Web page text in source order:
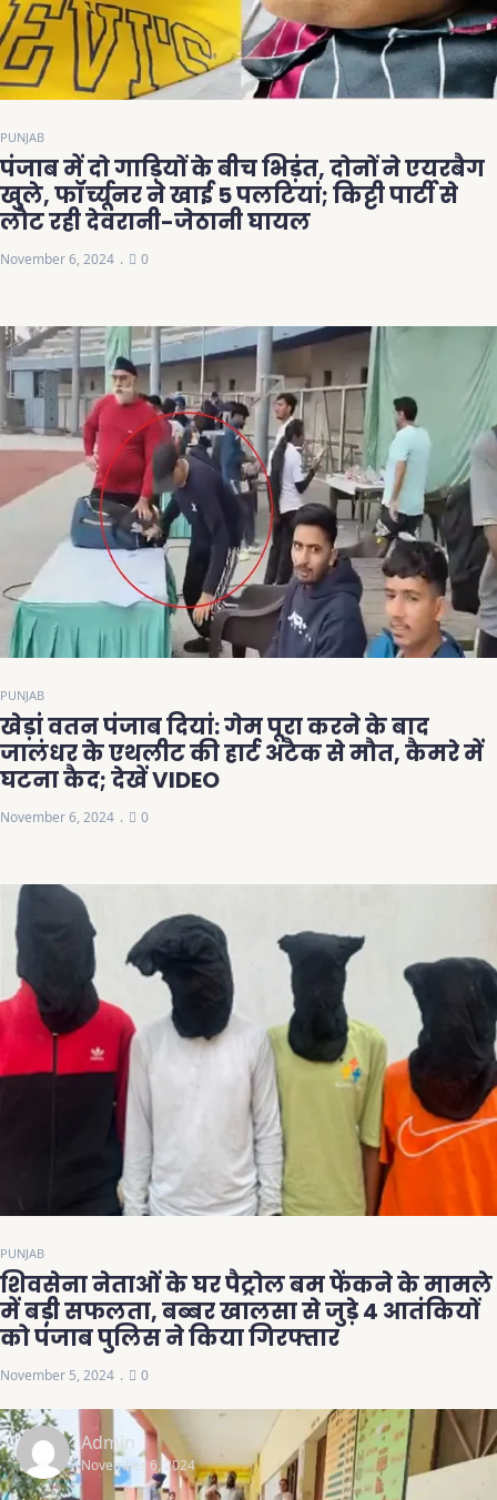
PUNJAB
पंजाब में दो गाड़ियों के बीच भिड़ंत, दोनों ने एयरबैग
खुले, फॉर्च्यूनर ने खाई 5 पलटियां; किट्टी पार्टी से
लौट रही देवरानी-जेठानी घायल
November 6, 2024 0
PUNJAB
खेड़ां वतन पंजाब दियां: गेम पूरा करने के बाद
जालंधर के एथलीट की हार्ट अटैक से मौत, कैमरे में
घटना कैद; देखें VIDEO
November 6, 2024 0
PUNJAB
शिवसेना नेताओं के घर पैट्रोल बम फेंकने के मामले
में बड़ी सफलता, बब्बर खालसा से जुड़े 4 आतंकियों
को पंजाब पुलिस ने किया गिरफ्तार
November 5, 2024 0
Admin
November 6, 2024